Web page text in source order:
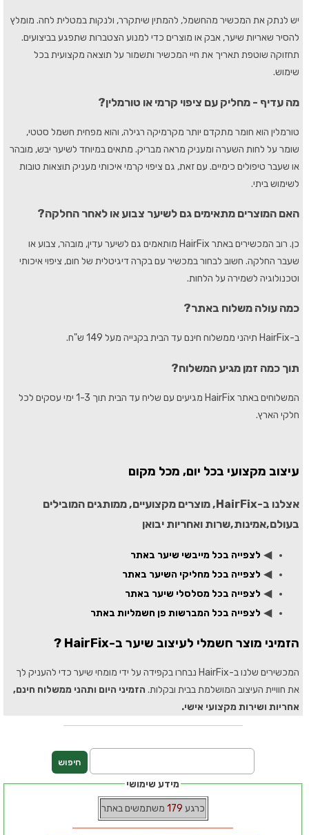
יש לנתק את המכשיר מהחשמל, להמתין שיתקרר, ולנקות במטלית לחה. מומלץ
להסיר שאריות שיער, אבק או מוצרים כדי למנוע הצטברות שתפגע בביצועים.
תחזוקה שוטפת תאריך את חיי המכשיר ותשמור על תוצאה מקצועית בכל
שימוש.
מה עדיף - מחליק עם ציפוי קרמי או טורמלין?
טורמלין הוא חומר מתקדם יותר מקרמיקה רגילה, והוא מפחית חשמל סטטי,
שומר על לחות השערה ומעניק מראה מבריק. מתאים במיוחד לשיער יבש, מובהר
או שעבר טיפולים כימיים. עם זאת, גם ציפוי קרמי איכותי מעניק תוצאות טובות
לשימוש ביתי.
האם המוצרים מתאימים גם לשיער צבוע או לאחר החלקה?
כן. רוב המכשירים באתר HairFix מותאמים גם לשיער עדין, מובהר, צבוע או
שעבר החלקה. חשוב לבחור במכשיר עם בקרה דיגיטלית של חום, ציפוי איכותי
וטכנולוגיה לשמירה על הלחות.
כמה עולה משלוח באתר?
ב-HairFix תיהני ממשלוח חינם עד הבית בקנייה מעל 149 ש"ח.
תוך כמה זמן מגיע המשלוח?
המשלוחים באתר HairFix מגיעים עם שליח עד הבית תוך 1-3 ימי עסקים לכל
חלקי הארץ.
עיצוב מקצועי בכל יום, מכל מקום
אצלנו ב-HairFix, מוצרים מקצועיים, ממותגים המובילים
בעולם,אמינות,שרות ואחריות יבואן
◀ לצפייה בכל מייבשי שיער באתר
◀ לצפייה בכל מחליקי השיער באתר
◀ לצפייה בכל מסלסלי שיער באתר
◀ לצפייה בכל המברשות פן חשמליות באתר
הזמיני מוצר חשמלי לעיצוב שיער ב-HairFix ?
המכשירים שלנו ב-HairFix נבחרו בקפידה על ידי מומחי שיער כדי להעניק לך
את חוויית העיצוב המושלמת בבית ובקלות. הזמיני היום ותהני ממשלוח חינם,
אחריות ושירות מקצועי אישי.
מידע שימושי
כרגע 179 משתמשים באתר